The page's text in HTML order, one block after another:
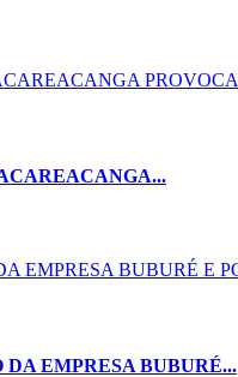
EMPRESA BUBURÉ...